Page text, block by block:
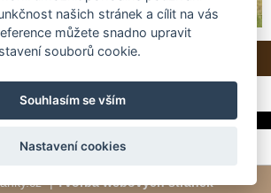
→ Zpět do složky
3 | 4| |
| Tvorba webových stránek
našich stránek a cílit na vás
můžete snadno upravit
souborů cookie.
Souhlasím se vším
Nastavení cookies